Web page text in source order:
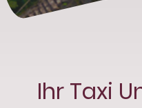
Ihr Taxi